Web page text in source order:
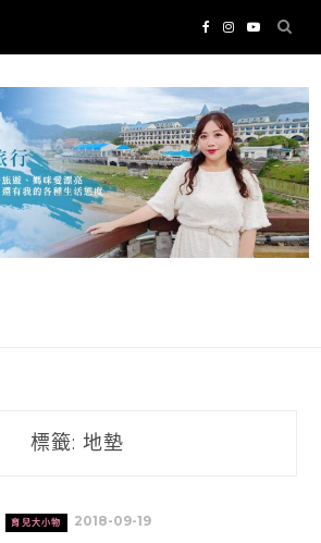
標籤: 地墊
育兒大小物 2018-09-19